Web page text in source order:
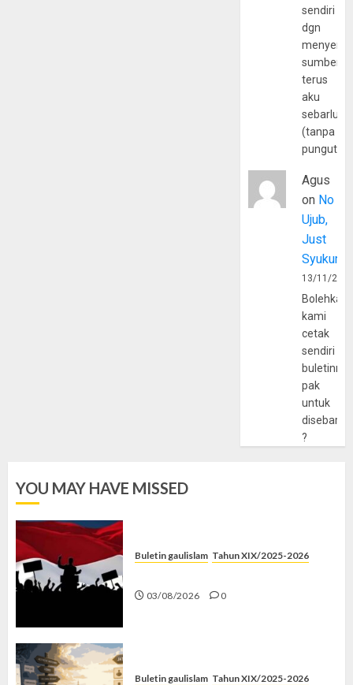
sendiri
dgn
sumber
terus
aku
(tanpa
Agus
on No
Ujub,
Just
Syukur
13/11/
Bolehkah
kami
cetak
sendiri
pak
untuk
?
YOU MAY HAVE MISSED
Buletin gaulislam Tahun XIX/2025-2026
03/08/2026 0
Buletin gaulislam Tahun XIX/2025-2026